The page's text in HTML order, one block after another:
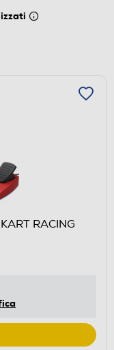
RACING